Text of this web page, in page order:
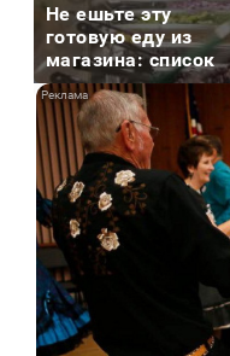
Не ешьте эту
готовую еду из
магазина: список